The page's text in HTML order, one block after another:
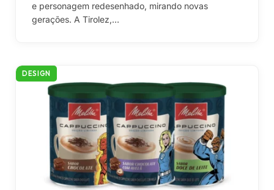
e personagem redesenhado, mirando novas
gerações. A Tirolez,…
DESIGN